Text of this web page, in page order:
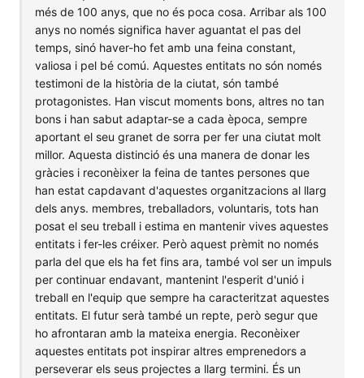
més de 100 anys, que no és poca cosa. Arribar als 100
anys no només significa haver aguantat el pas del
temps, sinó haver-ho fet amb una feina constant,
valiosa i pel bé comú. Aquestes entitats no són només
testimoni de la història de la ciutat, són també
protagonistes. Han viscut moments bons, altres no tan
bons i han sabut adaptar-se a cada època, sempre
aportant el seu granet de sorra per fer una ciutat molt
millor. Aquesta distinció és una manera de donar les
gràcies i reconèixer la feina de tantes persones que
han estat capdavant d'aquestes organitzacions al llarg
dels anys. membres, treballadors, voluntaris, tots han
posat el seu treball i estima en mantenir vives aquestes
entitats i fer-les créixer. Però aquest prèmit no només
parla del que els ha fet fins ara, també vol ser un impuls
per continuar endavant, mantenint l'esperit d'unió i
treball en l'equip que sempre ha caracteritzat aquestes
entitats. El futur serà també un repte, però segur que
ho afrontaran amb la mateixa energia. Reconèixer
aquestes entitats pot inspirar altres emprenedors a
perseverar els seus projectes a llarg termini. És un